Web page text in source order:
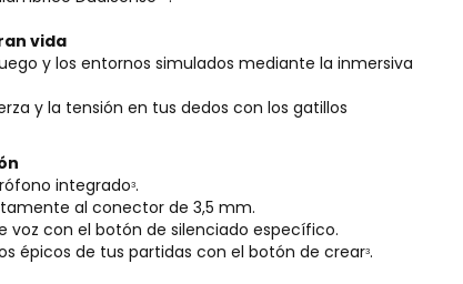
vida
y los entornos simulados mediante la inmersiva
y la tensión en tus dedos con los gatillos
integrado3.
al conector de 3,5 mm.
voz con el botón de silenciado específico.
épicos de tus partidas con el botón de crear3.